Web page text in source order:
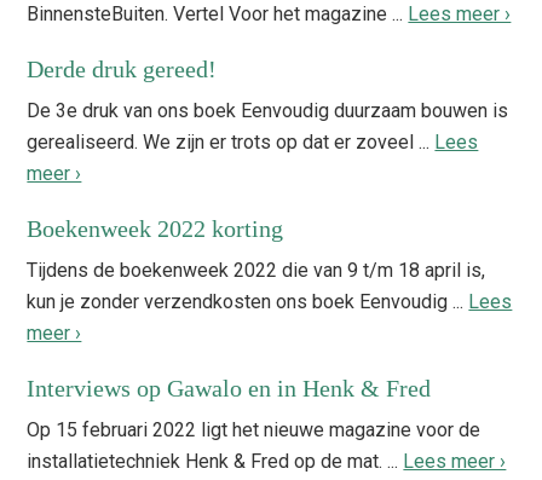
BinnensteBuiten. Vertel Voor het magazine ... Lees meer ›
Derde druk gereed!
De 3e druk van ons boek Eenvoudig duurzaam bouwen is
gerealiseerd. We zijn er trots op dat er zoveel ... Lees
meer ›
Boekenweek 2022 korting
Tijdens de boekenweek 2022 die van 9 t/m 18 april is,
kun je zonder verzendkosten ons boek Eenvoudig ... Lees
meer ›
Interviews op Gawalo en in Henk & Fred
Op 15 februari 2022 ligt het nieuwe magazine voor de
installatietechniek Henk & Fred op de mat. ... Lees meer ›